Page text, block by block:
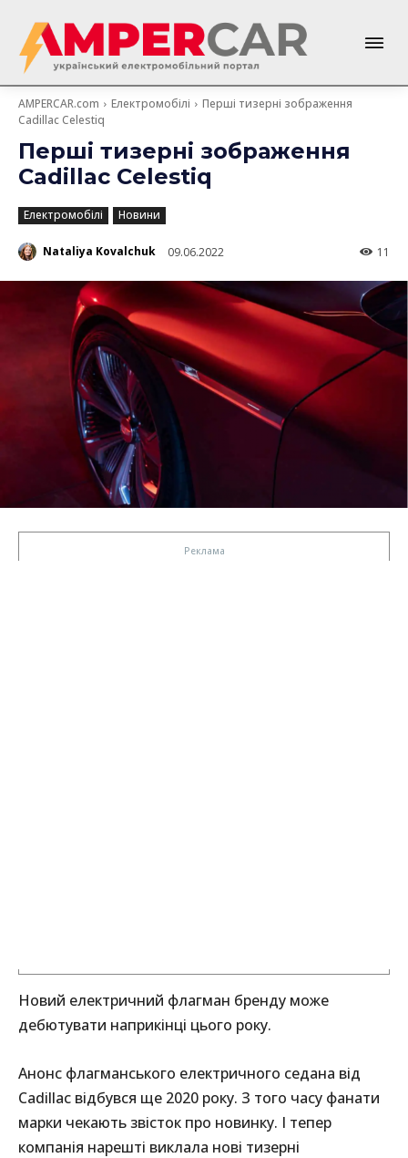
AMPERCAR.com Електромобілі
Перші тизерні зображення
Cadillac Celestiq
Перші тизерні зображення
Cadillac Celestiq
Електромобілі Новини
Nataliya Kovalchuk 09.06.2022 11
Новий електричний флагман бренду може
дебютувати наприкінці цього року.
Анонс флагманського електричного седана від
Cadillac відбувся ще 2020 року. З того часу фанати
марки чекають звісток про новинку. І тепер
компанія нарешті виклала нові тизерні